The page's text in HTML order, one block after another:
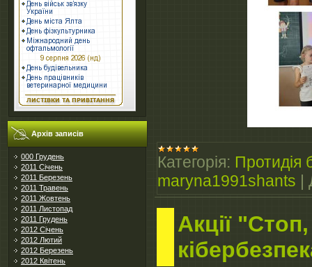
Архів записів
000 Грудень
2011 Січень
2011 Березень
2011 Травень
2011 Жовтень
2011 Листопад
2011 Грудень
2012 Січень
2012 Лютий
2012 Березень
2012 Квітень
Категорія: Протидія
maryna1991shants |
Акції